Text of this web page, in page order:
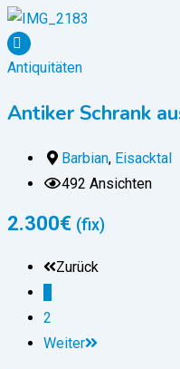
Antiquitäten
Antiker Schrank
Barbian, Eisacktal
492 Ansichten
2.300€ (fix)
Zurück
2
Weiter